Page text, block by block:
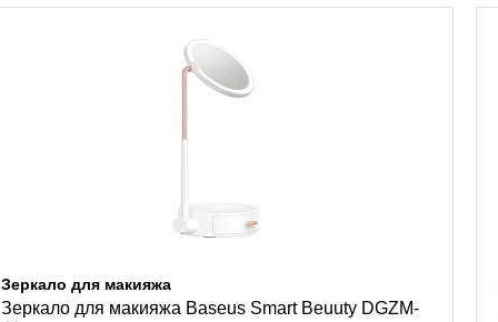
Зеркало для макияжа
Зеркало для макияжа Baseus Smart Beuuty DGZM-